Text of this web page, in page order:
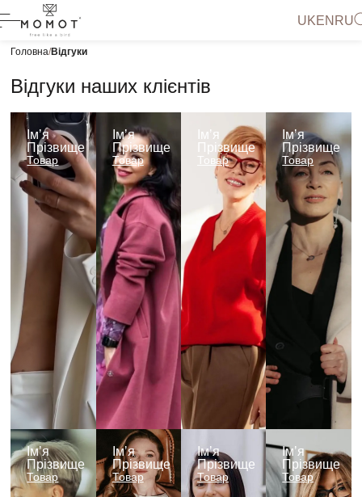
UKEN RU
Головна Відгуки
Відгуки наших клієнтів
Імʼя
Прізвище
Товар
Імʼя
Прізвище
Товар
Імʼя
Прізвище
Товар
Імʼя
Прізвище
Товар
Імʼя
Прізвище
Товар
Імʼя
Прізвище
Товар
Імʼя
Прізвище
Товар
Імʼя
Прізвище
Товар